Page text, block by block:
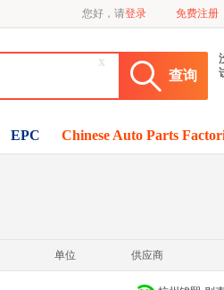
您好，请登录 免费注册
查询
x
EPC Chinese Auto Parts
单位 供应商